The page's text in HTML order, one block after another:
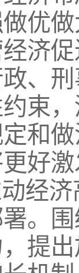
优
济
、
束
和
好
经
。
提